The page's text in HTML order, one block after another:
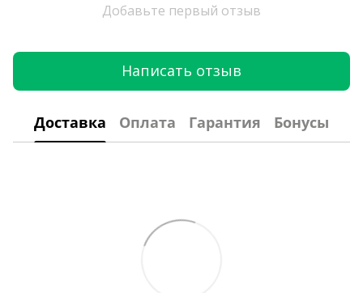
Добавьте первый отзыв
Написать отзыв
Доставка Оплата Гарантия Бонусы